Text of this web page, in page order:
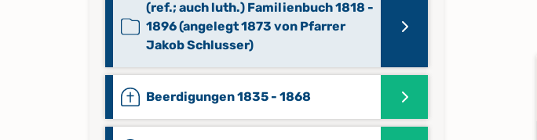
(ref.; auch luth.) Familienbuch 1818 -
1896 (angelegt 1873 von Pfarrer
Jakob Schlusser)
Beerdigungen 1835 - 1868